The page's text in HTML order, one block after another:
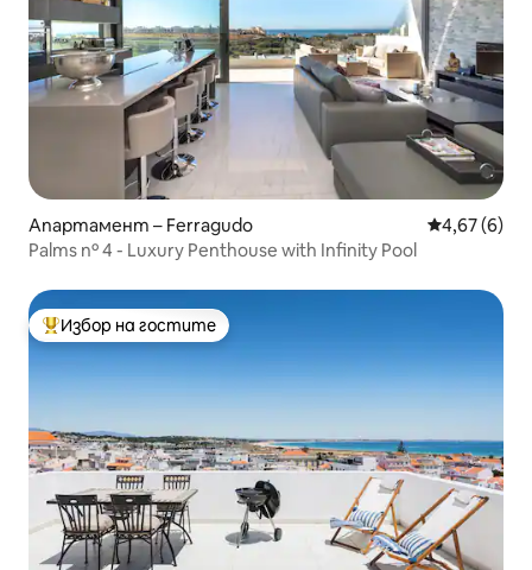
Апартамент – Ferragudo Средна
4,67 (6)
Palms nº 4 - Luxury Penthouse with Infinity Pool
Най-популярен избор на гостите
Избор на гостите